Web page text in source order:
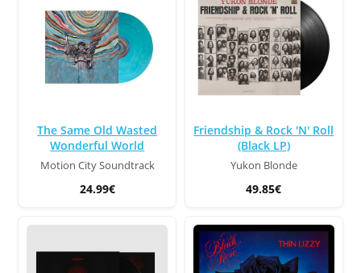
The Same Old Wasted
Wonderful World
Motion City Soundtrack
24.99€
Friendship & Rock 'N' Roll
(Black LP)
Yukon Blonde
49.85€